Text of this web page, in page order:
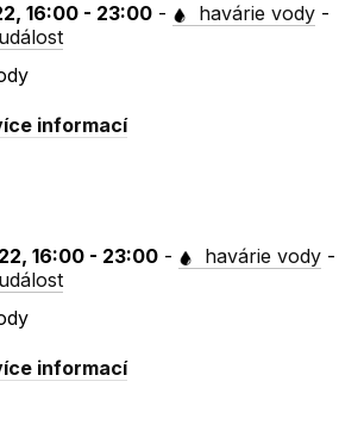
16:00 - 23:00 - havárie vody -
informací
16:00 - 23:00 - havárie vody -
informací